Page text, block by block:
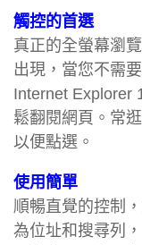
觸控的首選
真正的全螢幕瀏
出現，當您不需
Internet Explorer
鬆翻閱網頁。常
以便點選。
使用簡單
順暢直覺的控制
為位址和搜尋列